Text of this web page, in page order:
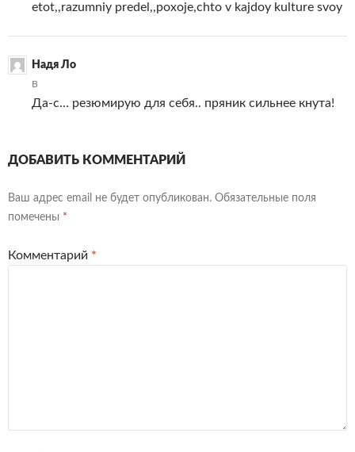
etot,,razumniy predel,,poxoje,chto v kajdoy kulture svoy
Надя Ло
В
Да-с… резюмирую для себя.. пряник сильнее кнута!
ДОБАВИТЬ КОММЕНТАРИЙ
Ваш адрес email не будет опубликован. Обязательные поля
помечены *
Комментарий *